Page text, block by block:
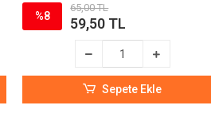
%8
65,00 TL
59,50 TL
Sepete Ekle